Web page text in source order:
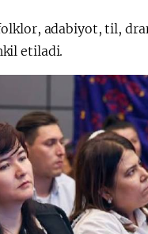
adabiyot, til,
etiladi.